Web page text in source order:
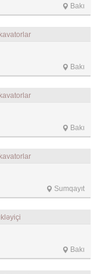
Bakı
Bakı
Bakı
Sumqayıt
Bakı